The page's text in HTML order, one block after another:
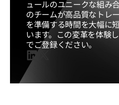
ュールのユニークな組み
のチームが高品質なトレ
を準備する時間を大幅に
います。この変革を体験
でご登録ください。
Linkedin